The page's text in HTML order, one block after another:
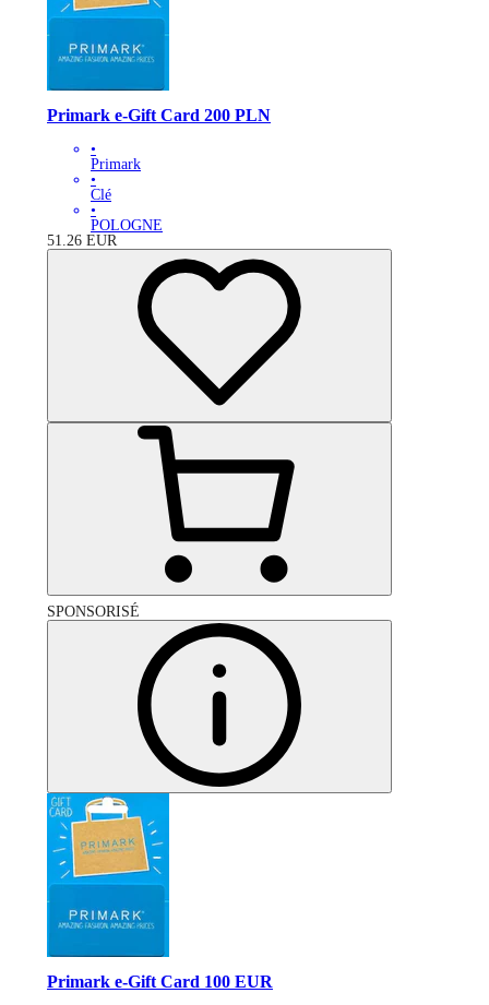
Primark e-Gift Card 200 PLN
•
Primark
•
Clé
•
POLOGNE
51.26 EUR
SPONSORISÉ
Primark e-Gift Card 100 EUR